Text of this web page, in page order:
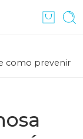
como prevenir